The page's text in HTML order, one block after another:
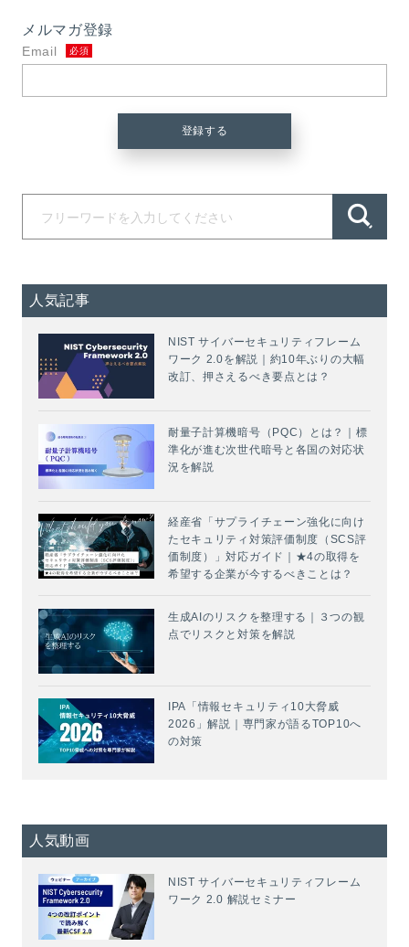
メルマガ登録
Email
人気記事
NIST サイバーセキュリティフレーム
ワーク 2.0を解説｜約10年ぶりの大幅
改訂、押さえるべき要点とは？
耐量子計算機暗号（PQC）とは？｜標
準化が進む次世代暗号と各国の対応状
況を解説
経産省「サプライチェーン強化に向け
たセキュリティ対策評価制度（SCS評
価制度）」対応ガイド｜★4の取得を
希望する企業が今するべきことは？
生成AIのリスクを整理する｜３つの観
点でリスクと対策を解説
IPA「情報セキュリティ10大脅威
2026」解説｜専門家が語るTOP10へ
の対策
人気動画
NIST サイバーセキュリティフレーム
ワーク 2.0 解説セミナー